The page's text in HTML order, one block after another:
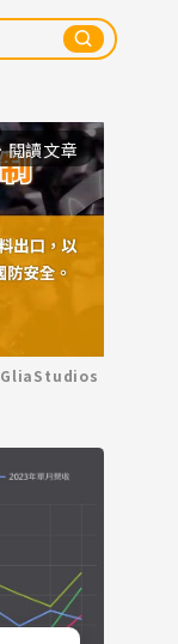
閱讀文章
Mute
GliaStudios